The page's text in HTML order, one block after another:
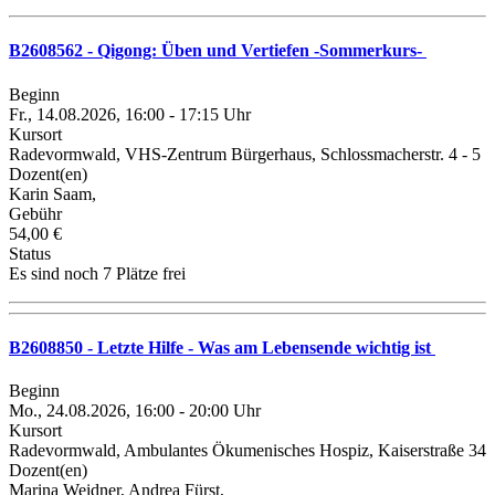
B2608562 - Qigong: Üben und Vertiefen -Sommerkurs-
Beginn
Fr., 14.08.2026, 16:00 - 17:15 Uhr
Kursort
Radevormwald, VHS-Zentrum Bürgerhaus, Schlossmacherstr. 4 - 5
Dozent(en)
Karin Saam,
Gebühr
54,00 €
Status
Es sind noch 7 Plätze frei
B2608850 - Letzte Hilfe - Was am Lebensende wichtig ist
Beginn
Mo., 24.08.2026, 16:00 - 20:00 Uhr
Kursort
Radevormwald, Ambulantes Ökumenisches Hospiz, Kaiserstraße 34
Dozent(en)
Marina Weidner, Andrea Fürst,